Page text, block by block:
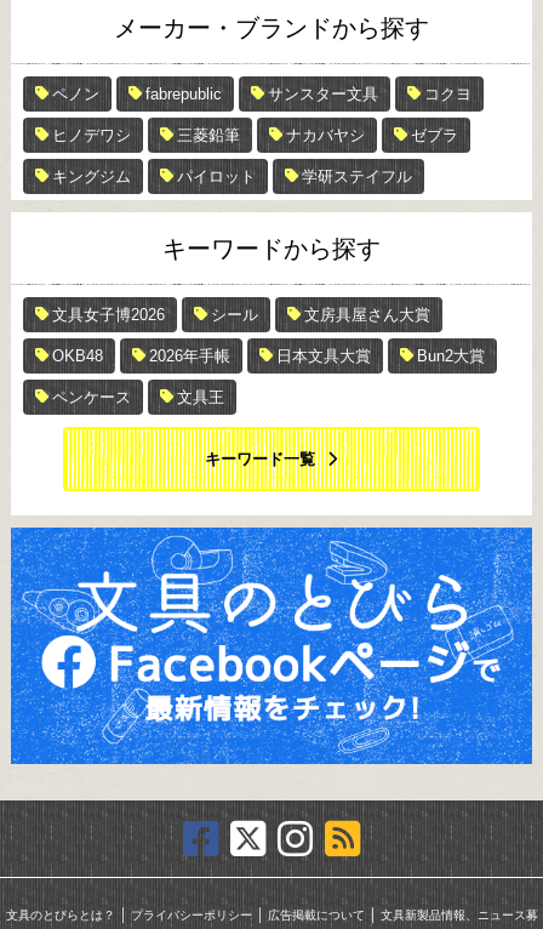
メーカー・ブランドから探す
ペノン fabrepublic サンスター文具 コクヨ
ヒノデワシ 三菱鉛筆 ナカバヤシ ゼブラ
キングジム パイロット 学研ステイフル
キーワードから探す
文具女子博2026 シール 文房具屋さん大賞
OKB48 2026年手帳 日本文具大賞 Bun2大賞
ペンケース 文具王
キーワード一覧
文具のとびらとは？ ｜ プライバシーポリシー｜ 広告掲載について ｜ 文具新製品情報、ニュース募